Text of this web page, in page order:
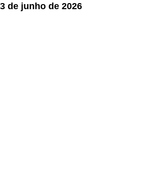
3 de junho de 2026